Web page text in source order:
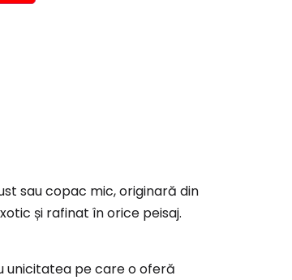
sau copac mic, originară din
și rafinat în orice peisaj.
unicitatea pe care o oferă